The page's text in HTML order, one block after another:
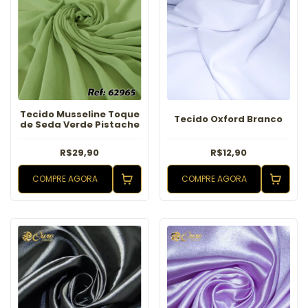
Tecido Musseline Toque
de Seda Verde Pistache
R$29,90
COMPRE AGORA
Tecido Oxford Branco
R$12,90
COMPRE AGORA